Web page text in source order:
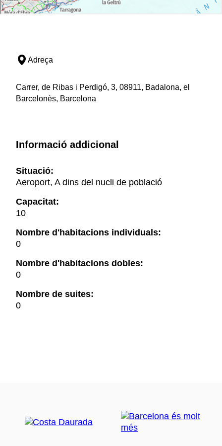
Adreça
Carrer, de Ribas i Perdigó, 3, 08911, Badalona, el
Barcelonès, Barcelona
Informació addicional
Situació:
Aeroport, A dins del nucli de població
Capacitat:
10
Nombre d'habitacions individuals:
0
Nombre d'habitacions dobles:
0
Nombre de suites:
0